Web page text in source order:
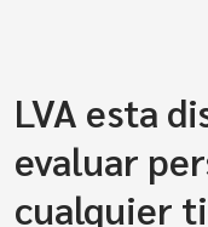
LVA esta
evaluar
cualquier